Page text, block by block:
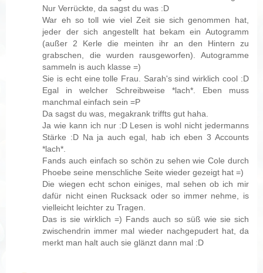
Nur Verrückte, da sagst du was :D
War eh so toll wie viel Zeit sie sich genommen hat,
jeder der sich angestellt hat bekam ein Autogramm
(außer 2 Kerle die meinten ihr an den Hintern zu
grabschen, die wurden rausgeworfen). Autogramme
sammeln is auch klasse =)
Sie is echt eine tolle Frau. Sarah's sind wirklich cool :D
Egal in welcher Schreibweise *lach*. Eben muss
manchmal einfach sein =P
Da sagst du was, megakrank triffts gut haha.
Ja wie kann ich nur :D Lesen is wohl nicht jedermanns
Stärke :D Na ja auch egal, hab ich eben 3 Accounts
*lach*.
Fands auch einfach so schön zu sehen wie Cole durch
Phoebe seine menschliche Seite wieder gezeigt hat =)
Die wiegen echt schon einiges, mal sehen ob ich mir
dafür nicht einen Rucksack oder so immer nehme, is
vielleicht leichter zu Tragen.
Das is sie wirklich =) Fands auch so süß wie sie sich
zwischendrin immer mal wieder nachgepudert hat, da
merkt man halt auch sie glänzt dann mal :D